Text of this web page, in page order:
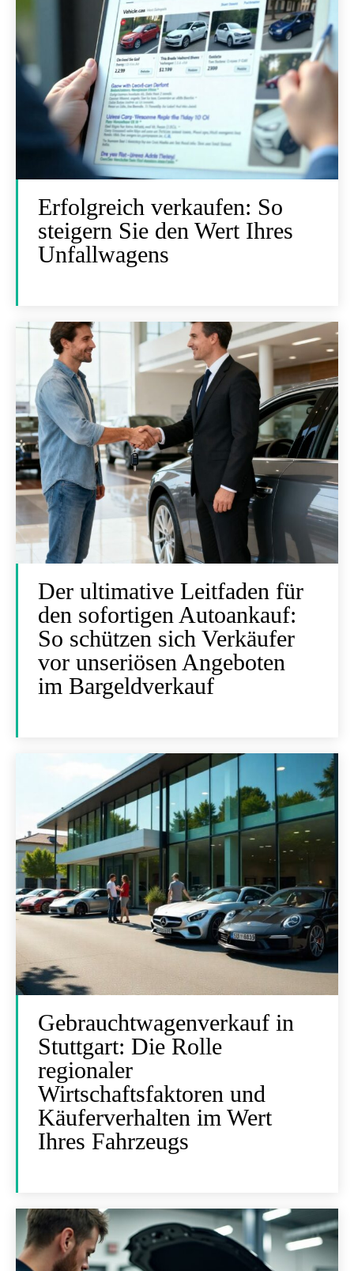
Erfolgreich verkaufen: So
steigern Sie den Wert Ihres
Unfallwagens
Der ultimative Leitfaden für
den sofortigen Autoankauf:
So schützen sich Verkäufer
vor unseriösen Angeboten
im Bargeldverkauf
Gebrauchtwagenverkauf in
Stuttgart: Die Rolle
regionaler
Wirtschaftsfaktoren und
Käuferverhalten im Wert
Ihres Fahrzeugs